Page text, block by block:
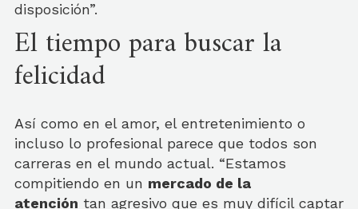
disposición”.
El tiempo para buscar la
felicidad
Así como en el amor, el entretenimiento o
incluso lo profesional parece que todos son
carreras en el mundo actual. “Estamos
compitiendo en un mercado de la
atención tan agresivo que es muy difícil captar